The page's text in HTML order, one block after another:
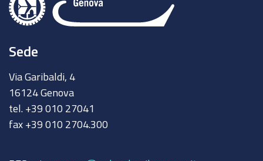
Sede
Via Garibaldi, 4
16124 Genova
tel. +39 010 27041
fax +39 010 2704.300